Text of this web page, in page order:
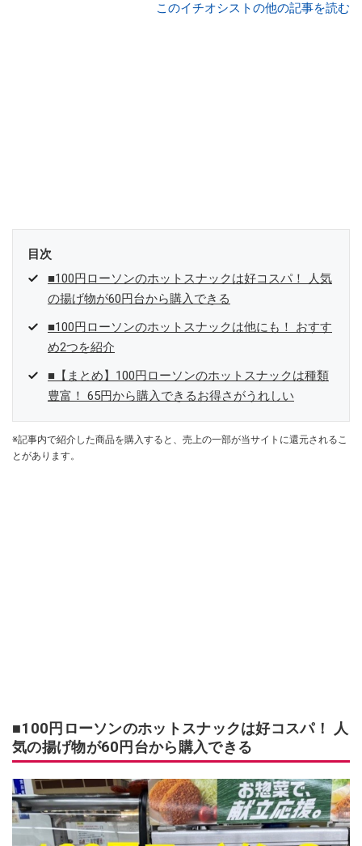
インフルエンサーが実際に使用してレビューしています。毎日トレン
このイチオシストの他の記事を読む
目次
■100円ローソンのホットスナックは好コスパ！ 人気
の揚げ物が60円台から購入できる
■100円ローソンのホットスナックは他にも！ おすす
め2つを紹介
■【まとめ】100円ローソンのホットスナックは種類
豊富！ 65円から購入できるお得さがうれしい
※記事内で紹介した商品を購入すると、売上の一部が当サイトに還元されるこ
とがあります。
■100円ローソンのホットスナックは好コスパ！ 人
気の揚げ物が60円台から購入できる